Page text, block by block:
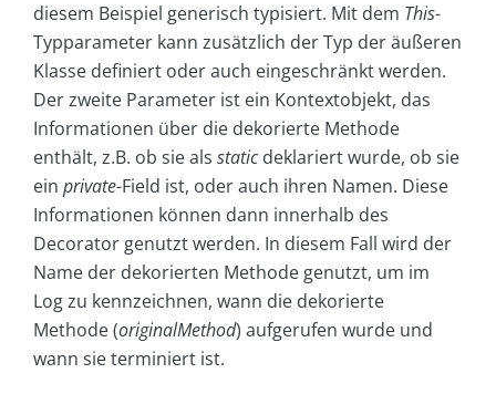
diesem Beispiel generisch typisiert. Mit dem This-
Typparameter kann zusätzlich der Typ der äußeren
Klasse definiert oder auch eingeschränkt werden.
Der zweite Parameter ist ein Kontextobjekt, das
Informationen über die dekorierte Methode
enthält, z.B. ob sie als staticdeklariert wurde, ob sie
ein private-Field ist, oder auch ihren Namen. Diese
Informationen können dann innerhalb des
Decorator genutzt werden. In diesem Fall wird der
Name der dekorierten Methode genutzt, um im
Log zu kennzeichnen, wann die dekorierte
Methode (originalMethod) aufgerufen wurde und
wann sie terminiert ist.